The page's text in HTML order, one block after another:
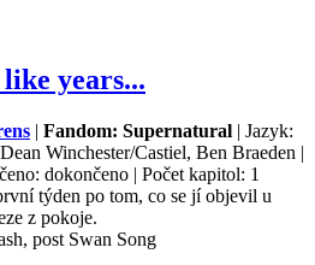
years...
| Fandom: Supernatural | Jazyk:
Winchester/Castiel, Ben Braeden |
dokončeno | Počet kapitol: 1
týden po tom, co se jí objevil u
z pokoje.
post Swan Song